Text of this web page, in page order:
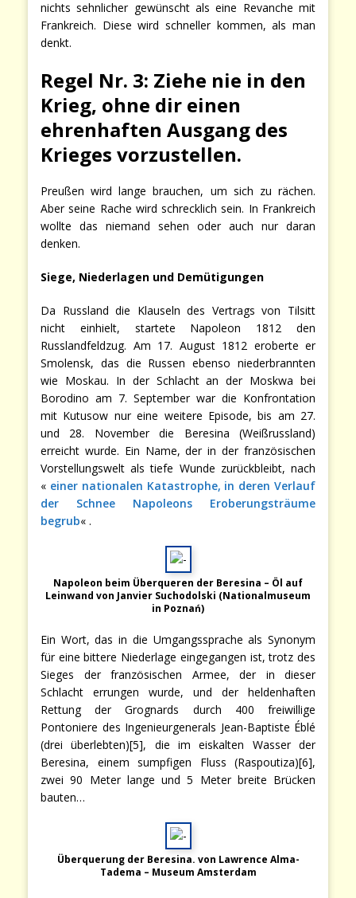
nichts sehnlicher gewünscht als eine Revanche mit
Frankreich. Diese wird schneller kommen, als man
denkt.
Regel Nr. 3: Ziehe nie in den
Krieg, ohne dir einen
ehrenhaften Ausgang des
Krieges vorzustellen.
Preußen wird lange brauchen, um sich zu rächen.
Aber seine Rache wird schrecklich sein. In Frankreich
wollte das niemand sehen oder auch nur daran
denken.
Siege, Niederlagen und Demütigungen
Da Russland die Klauseln des Vertrags von Tilsitt
nicht einhielt, startete Napoleon 1812 den
Russlandfeldzug. Am 17. August 1812 eroberte er
Smolensk, das die Russen ebenso niederbrannten
wie Moskau. In der Schlacht an der Moskwa bei
Borodino am 7. September war die Konfrontation
mit Kutusow nur eine weitere Episode, bis am 27.
und 28. November die Beresina (Weißrussland)
erreicht wurde. Ein Name, der in der französischen
Vorstellungswelt als tiefe Wunde zurückbleibt, nach
« einer nationalen Katastrophe, in deren Verlauf
der Schnee Napoleons Eroberungsträume
begrub« .
Napoleon beim Überqueren der Beresina – Öl auf
Leinwand von Janvier Suchodolski (Nationalmuseum
in Poznań)
Ein Wort, das in die Umgangssprache als Synonym
für eine bittere Niederlage eingegangen ist, trotz des
Sieges der französischen Armee, der in dieser
Schlacht errungen wurde, und der heldenhaften
Rettung der Grognards durch 400 freiwillige
Pontoniere des Ingenieurgenerals Jean-Baptiste Éblé
(drei überlebten)[5], die im eiskalten Wasser der
Beresina, einem sumpfigen Fluss (Raspoutiza)[6],
zwei 90 Meter lange und 5 Meter breite Brücken
bauten…
Überquerung der Beresina. von Lawrence Alma-
Tadema – Museum Amsterdam